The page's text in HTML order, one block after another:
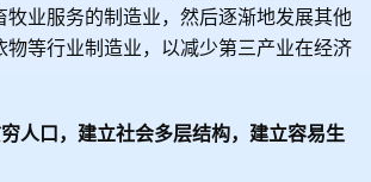
牧业服务的制造业，然后逐渐地发展其他
物等行业制造业，以减少第三产业在经济
人口，建立社会多层结构，建立容易生